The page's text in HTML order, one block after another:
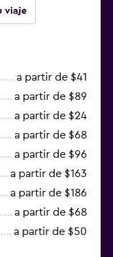
viaje
a partir de $41
a partir de $89
a partir de $24
a partir de $68
a partir de $96
a partir de $163
a partir de $186
a partir de $68
a partir de $50